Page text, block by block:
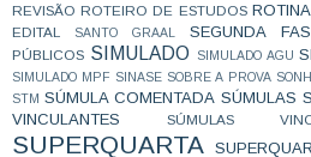
REVISÃO ROTEIRO DE ESTUDOS ROTINA
EDITAL
SANTO GRAAL SEGUNDA
PÚBLICOS SIMULADO SIMULADO AGU
SIMULADO MPF SINASE SOBRE A PROVA
STM SÚMULA COMENTADA SÚMULAS
VINCULANTES
SÚMULAS
SUPERQUARTA